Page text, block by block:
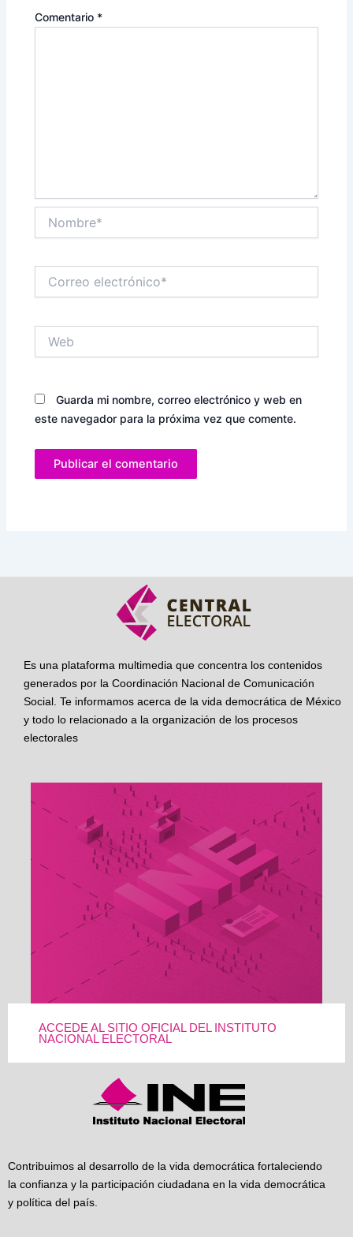
Comentario *
electrónico*
Guarda mi nombre, correo electrónico y web en
este navegador para la próxima vez que comente.
Es una plataforma multimedia que concentra los contenidos
generados por la Coordinación Nacional de Comunicación
Social. Te informamos acerca de la vida democrática de México
y todo lo relacionado a la organización de los procesos
electorales
ACCEDE AL SITIO OFICIAL DEL INSTITUTO
NACIONAL ELECTORAL
Contribuimos al desarrollo de la vida democrática fortaleciendo
la confianza y la participación ciudadana en la vida democrática
y política del país.